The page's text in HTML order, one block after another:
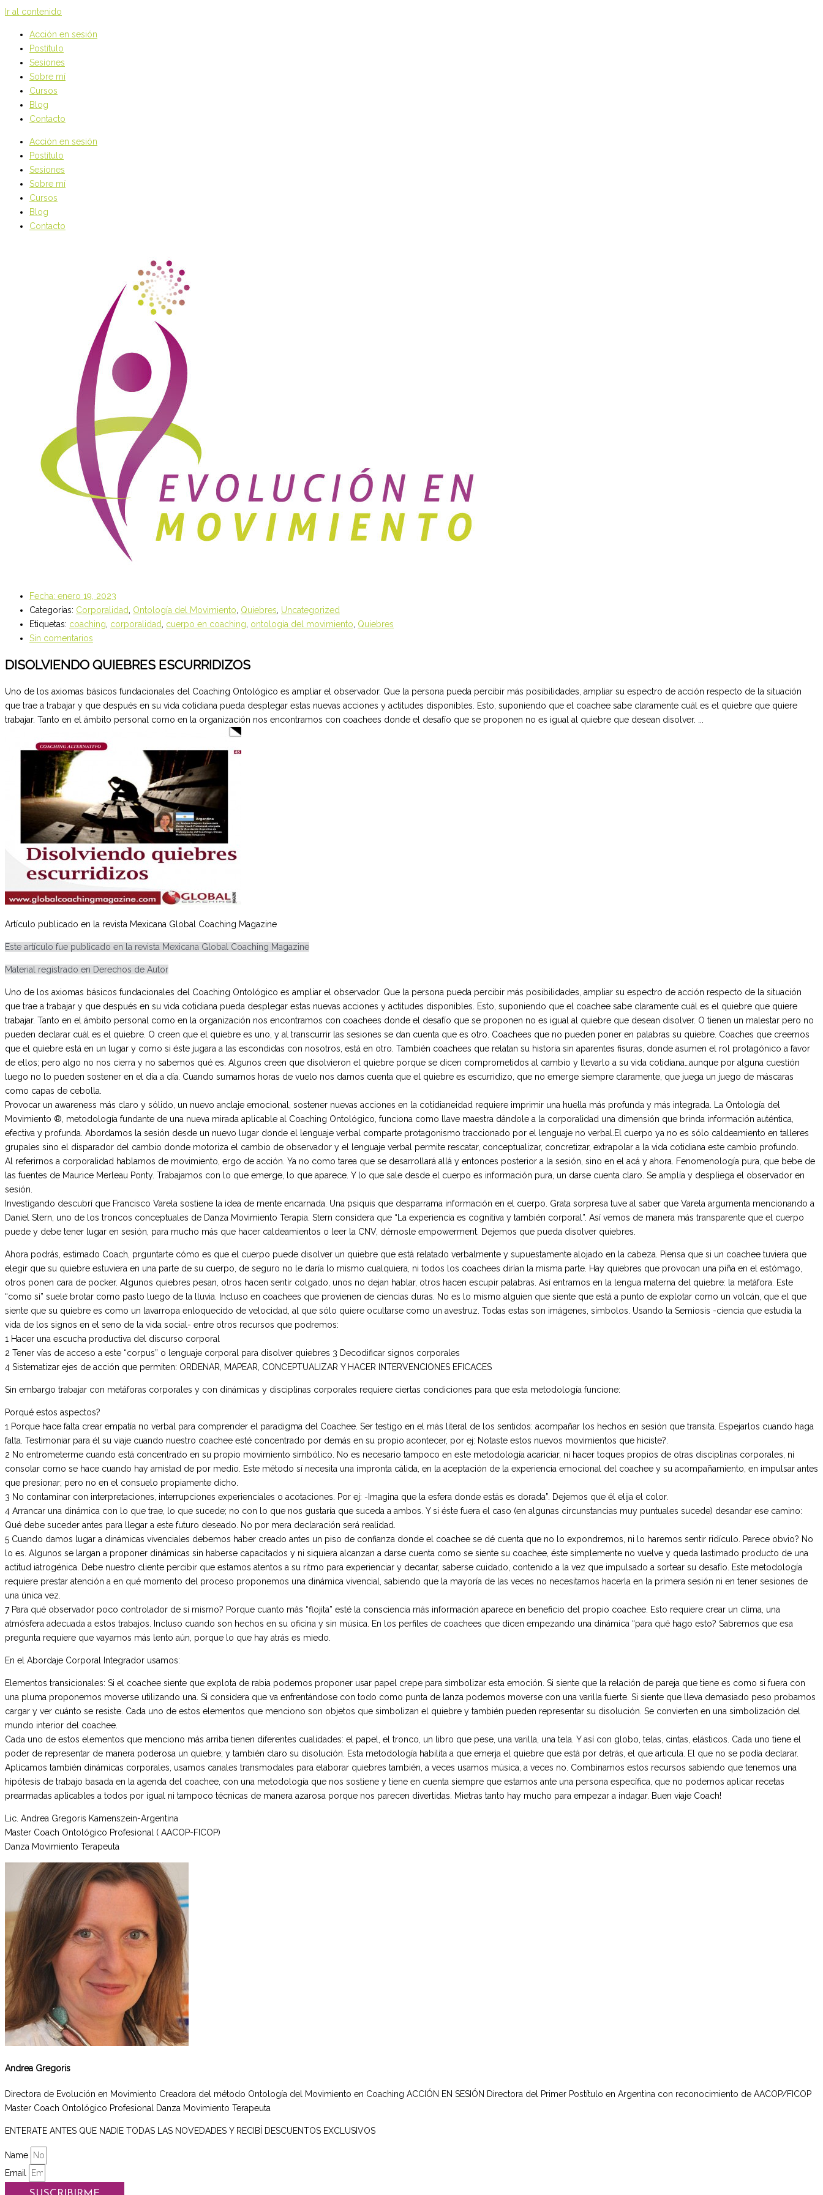
Ir al contenido
Acción en sesión
Postítulo
Sesiones
Sobre mí
Cursos
Blog
Contacto
Acción en sesión
Postítulo
Sesiones
Sobre mí
Cursos
Blog
Contacto
Fecha: enero 19, 2023
Categorías: Corporalidad Ontología del Movimiento Quiebres Uncategorized
Etiquetas: coaching corporalidad cuerpo en coaching ontología del movimiento Quiebres
Sin comentarios
DISOLVIENDO QUIEBRES ESCURRIDIZOS
Uno de los axiomas básicos fundacionales del Coaching Ontológico es ampliar el observador. Que la persona pueda percibir más posibilidades, ampliar su espectro de acción respecto de la situación
que trae a trabajar y que después en su vida cotidiana pueda desplegar estas nuevas acciones y actitudes disponibles. Esto, suponiendo que el coachee sabe claramente cuál es el quiebre que quiere
trabajar. Tanto en el ámbito personal como en la organización nos encontramos con coachees donde el desafío que se proponen no es igual al quiebre que desean disolver. ...
Artículo publicado en la revista Mexicana Global Coaching Magazine
Este artículo fue publicado en la revista Mexicana Global Coaching Magazine
Material registrado en Derechos de Autor
Uno de los axiomas básicos fundacionales del Coaching Ontológico es ampliar el observador. Que la persona pueda percibir más posibilidades, ampliar su espectro de acción respecto de la situación
que trae a trabajar y que después en su vida cotidiana pueda desplegar estas nuevas acciones y actitudes disponibles. Esto, suponiendo que el coachee sabe claramente cuál es el quiebre que quiere
trabajar. Tanto en el ámbito personal como en la organización nos encontramos con coachees donde el desafío que se proponen no es igual al quiebre que desean disolver. O tienen un malestar pero no
pueden declarar cuál es el quiebre. O creen que el quiebre es uno, y al transcurrir las sesiones se dan cuenta que es otro. Coachees que no pueden poner en palabras su quiebre. Coaches que creemos
que el quiebre está en un lugar y como si éste jugara a las escondidas con nosotros, está en otro. También coachees que relatan su historia sin aparentes fisuras, donde asumen el rol protagónico a favor
de ellos; pero algo no nos cierra y no sabemos qué es. Algunos creen que disolvieron el quiebre porque se dicen comprometidos al cambio y llevarlo a su vida cotidiana…aunque por alguna cuestión
luego no lo pueden sostener en el día a día. Cuando sumamos horas de vuelo nos damos cuenta que el quiebre es escurridizo, que no emerge siempre claramente, que juega un juego de máscaras
como capas de cebolla.
Provocar un awareness más claro y sólido, un nuevo anclaje emocional, sostener nuevas acciones en la cotidianeidad requiere imprimir una huella más profunda y más integrada. La Ontología del
Movimiento ®, metodología fundante de una nueva mirada aplicable al Coaching Ontológico, funciona como llave maestra dándole a la corporalidad una dimensión que brinda información auténtica,
efectiva y profunda. Abordamos la sesión desde un nuevo lugar donde el lenguaje verbal comparte protagonismo traccionado por el lenguaje no verbal.El cuerpo ya no es sólo caldeamiento en talleres
grupales sino el disparador del cambio donde motoriza el cambio de observador y el lenguaje verbal permite rescatar, conceptualizar, concretizar, extrapolar a la vida cotidiana este cambio profundo.
Al referirnos a corporalidad hablamos de movimiento, ergo de acción. Ya no como tarea que se desarrollará allá y entonces posterior a la sesión, sino en el acá y ahora. Fenomenología pura, que bebe de
las fuentes de Maurice Merleau Ponty. Trabajamos con lo que emerge, lo que aparece. Y lo que sale desde el cuerpo es información pura, un darse cuenta claro. Se amplía y despliega el observador en
sesión.
Investigando descubrí que Francisco Varela sostiene la idea de mente encarnada. Una psiquis que desparrama información en el cuerpo. Grata sorpresa tuve al saber que Varela argumenta mencionando a
Daniel Stern, uno de los troncos conceptuales de Danza Movimiento Terapia. Stern considera que “La experiencia es cognitiva y también corporal”. Así vemos de manera más transparente que el cuerpo
puede y debe tener lugar en sesión, para mucho más que hacer caldeamientos o leer la CNV, démosle empowerment. Dejemos que pueda disolver quiebres.
Ahora podrás, estimado Coach, prguntarte cómo es que el cuerpo puede disolver un quiebre que está relatado verbalmente y supuestamente alojado en la cabeza. Piensa que si un coachee tuviera que
elegir que su quiebre estuviera en una parte de su cuerpo, de seguro no le daría lo mismo cualquiera, ni todos los coachees dirían la misma parte. Hay quiebres que provocan una piña en el estómago,
otros ponen cara de pocker. Algunos quiebres pesan, otros hacen sentir colgado, unos no dejan hablar, otros hacen escupir palabras. Así entramos en la lengua materna del quiebre: la metáfora. Este
“como si” suele brotar como pasto luego de la lluvia. Incluso en coachees que provienen de ciencias duras. No es lo mismo alguien que siente que está a punto de explotar como un volcán, que el que
siente que su quiebre es como un lavarropa enloquecido de velocidad, al que sólo quiere ocultarse como un avestruz. Todas estas son imágenes, símbolos. Usando la Semiosis -ciencia que estudia la
vida de los signos en el seno de la vida social- entre otros recursos que podremos:
1 Hacer una escucha productiva del discurso corporal
2 Tener vías de acceso a este “corpus” o lenguaje corporal para disolver quiebres 3 Decodificar signos corporales
4 Sistematizar ejes de acción que permiten: ORDENAR, MAPEAR, CONCEPTUALIZAR Y HACER INTERVENCIONES EFICACES
Sin embargo trabajar con metáforas corporales y con dinámicas y disciplinas corporales requiere ciertas condiciones para que esta metodología funcione:
Porqué estos aspectos?
1 Porque hace falta crear empatía no verbal para comprender el paradigma del Coachee. Ser testigo en el más literal de los sentidos: acompañar los hechos en sesión que transita. Espejarlos cuando haga
falta. Testimoniar para él su viaje cuando nuestro coachee esté concentrado por demás en su propio acontecer, por ej: Notaste estos nuevos movimientos que hiciste?.
2 No entrometerme cuando está concentrado en su propio movimiento simbólico. No es necesario tampoco en este metodología acariciar, ni hacer toques propios de otras disciplinas corporales, ni
consolar como se hace cuando hay amistad de por medio. Este método sí necesita una impronta cálida, en la aceptación de la experiencia emocional del coachee y su acompañamiento, en impulsar antes
que presionar; pero no en el consuelo propiamente dicho.
3 No contaminar con interpretaciones, interrupciones experienciales o acotaciones. Por ej: -Imagina que la esfera donde estás es dorada”. Dejemos que él elija el color.
4 Arrancar una dinámica con lo que trae, lo que sucede; no con lo que nos gustaría que suceda a ambos. Y si éste fuera el caso (en algunas circunstancias muy puntuales sucede) desandar ese camino:
Qué debe suceder antes para llegar a este futuro deseado. No por mera declaración será realidad.
5 Cuando damos lugar a dinámicas vivenciales debemos haber creado antes un piso de confianza donde el coachee se dé cuenta que no lo expondremos, ni lo haremos sentir ridículo. Parece obvio? No
lo es. Algunos se largan a proponer dinámicas sin haberse capacitados y ni siquiera alcanzan a darse cuenta como se siente su coachee, éste simplemente no vuelve y queda lastimado producto de una
actitud iatrogénica. Debe nuestro cliente percibir que estamos atentos a su ritmo para experienciar y decantar, saberse cuidado, contenido a la vez que impulsado a sortear su desafío. Este metodología
requiere prestar atención a en qué momento del proceso proponemos una dinámica vivencial, sabiendo que la mayoría de las veces no necesitamos hacerla en la primera sesión ni en tener sesiones de
una única vez.
7 Para qué observador poco controlador de sí mismo? Porque cuanto más “flojita” esté la consciencia más información aparece en beneficio del propio coachee. Esto requiere crear un clima, una
atmósfera adecuada a estos trabajos. Incluso cuando son hechos en su oficina y sin música. En los perfiles de coachees que dicen empezando una dinámica “para qué hago esto? Sabremos que esa
pregunta requiere que vayamos más lento aún, porque lo que hay atrás es miedo.
En el Abordaje Corporal Integrador usamos:
Elementos transicionales: Si el coachee siente que explota de rabia podemos proponer usar papel crepe para simbolizar esta emoción. Si siente que la relación de pareja que tiene es como si fuera con
una pluma proponemos moverse utilizando una. Si considera que va enfrentándose con todo como punta de lanza podemos moverse con una varilla fuerte. Si siente que lleva demasiado peso probamos
cargar y ver cuánto se resiste. Cada uno de estos elementos que menciono son objetos que simbolizan el quiebre y también pueden representar su disolución. Se convierten en una simbolización del
mundo interior del coachee.
Cada uno de estos elementos que menciono más arriba tienen diferentes cualidades: el papel, el tronco, un libro que pese, una varilla, una tela. Y así con globo, telas, cintas, elásticos. Cada uno tiene el
poder de representar de manera poderosa un quiebre; y también claro su disolución. Esta metodología habilita a que emerja el quiebre que está por detrás, el que articula. El que no se podía declarar.
Aplicamos también dinámicas corporales, usamos canales transmodales para elaborar quiebres también, a veces usamos música, a veces no. Combinamos estos recursos sabiendo que tenemos una
hipótesis de trabajo basada en la agenda del coachee, con una metodología que nos sostiene y tiene en cuenta siempre que estamos ante una persona específica, que no podemos aplicar recetas
prearmadas aplicables a todos por igual ni tampoco técnicas de manera azarosa porque nos parecen divertidas. Mietras tanto hay mucho para empezar a indagar. Buen viaje Coach!
Lic. Andrea Gregoris Kamenszein-Argentina
Master Coach Ontológico Profesional ( AACOP-FICOP)
Danza Movimiento Terapeuta
Andrea Gregoris
Directora de Evolución en Movimiento Creadora del método Ontología del Movimiento en Coaching ACCIÓN EN SESIÓN Directora del Primer Postítulo en Argentina con reconocimiento de AACOP/FICOP
Master Coach Ontológico Profesional Danza Movimiento Terapeuta
ENTERATE ANTES QUE NADIE TODAS LAS NOVEDADES Y RECIBÍ DESCUENTOS EXCLUSIVOS
Name
Email